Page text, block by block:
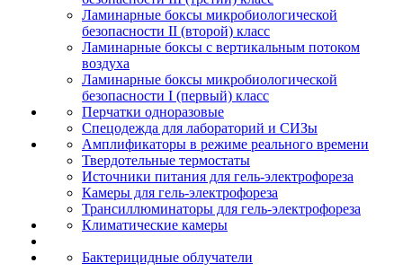
Ламинарные боксы микробиологической
безопасности II (второй) класс
Ламинарные боксы с вертикальным потоком
воздуха
Ламинарные боксы микробиологической
безопасности I (первый) класс
Перчатки одноразовые
Спецодежда для лабораторий и СИЗы
Амплификаторы в режиме реального времени
Твердотельные термостаты
Источники питания для гель-электрофореза
Камеры для гель-электрофореза
Трансиллюминаторы для гель-электрофореза
Климатические камеры
Бактерицидные облучатели